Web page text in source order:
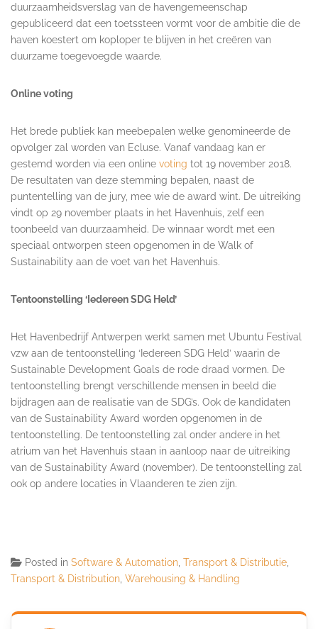
duurzaamheidsverslag van de havengemeenschap
gepubliceerd dat een toetssteen vormt voor de ambitie die de
haven koestert om koploper te blijven in het creëren van
duurzame toegevoegde waarde.
Online voting
Het brede publiek kan meebepalen welke genomineerde de
opvolger zal worden van Ecluse. Vanaf vandaag kan er
gestemd worden via een online voting tot 19 november 2018.
De resultaten van deze stemming bepalen, naast de
puntentelling van de jury, mee wie de award wint. De uitreiking
vindt op 29 november plaats in het Havenhuis, zelf een
toonbeeld van duurzaamheid. De winnaar wordt met een
speciaal ontworpen steen opgenomen in de Walk of
Sustainability aan de voet van het Havenhuis.
Tentoonstelling ‘Iedereen SDG Held’
Het Havenbedrijf Antwerpen werkt samen met Ubuntu Festival
vzw aan de tentoonstelling ‘Iedereen SDG Held’ waarin de
Sustainable Development Goals de rode draad vormen. De
tentoonstelling brengt verschillende mensen in beeld die
bijdragen aan de realisatie van de SDG’s. Ook de kandidaten
van de Sustainability Award worden opgenomen in de
tentoonstelling. De tentoonstelling zal onder andere in het
atrium van het Havenhuis staan in aanloop naar de uitreiking
van de Sustainability Award (november). De tentoonstelling zal
ook op andere locaties in Vlaanderen te zien zijn.
Posted in Software & Automation Transport & Distributie
Transport & Distribution Warehousing & Handling